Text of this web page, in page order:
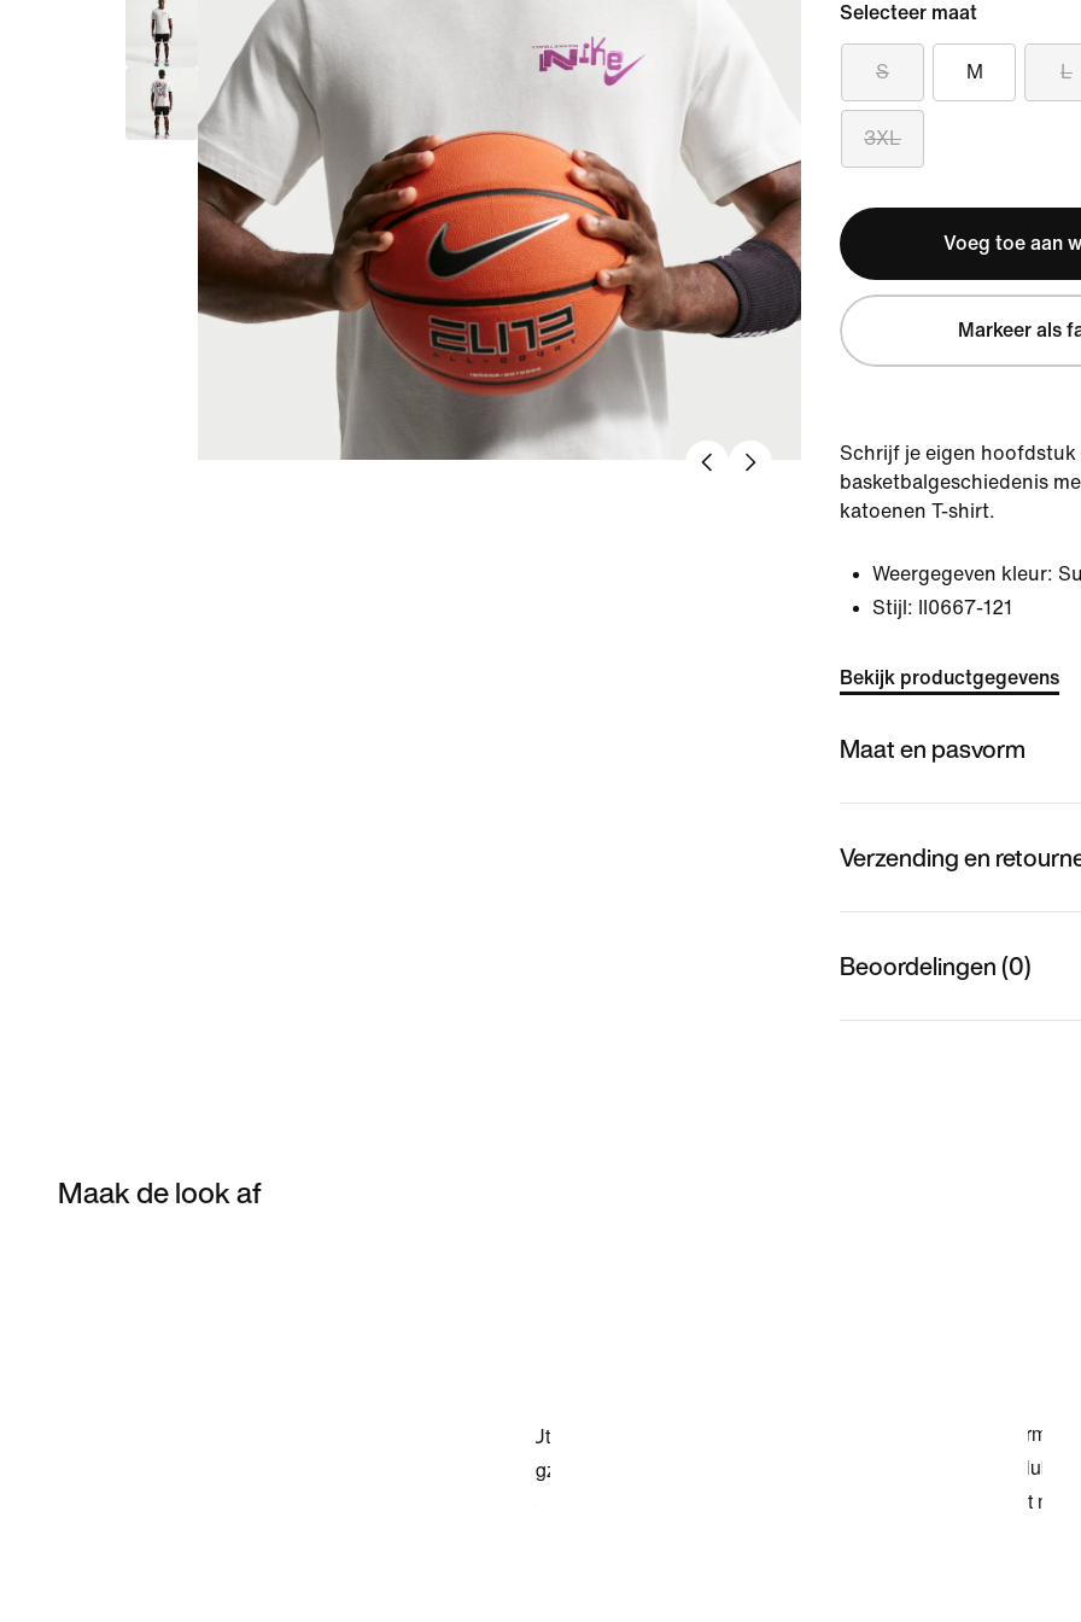
Selecteer maat
S M L
3XL
Voeg toe aan
Markeer als
Schrijf je eigen hoofdstuk
basketbalgeschiedenis
katoenen T-shirt.
Weergegeven kleur:
Stijl:
II0667-121
Bekijk productgegevens
Maat en pasvorm
Verzending en
Beoordelingen (0)
Maak de look af